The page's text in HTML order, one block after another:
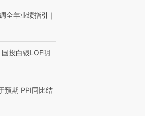
【商旅对话】华住集团
全年业绩指引｜
投白银LOF明
预期 PPI同比结